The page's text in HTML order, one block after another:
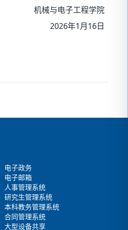
机械与电子工程学院
2026年1 月 16 日
电子政务
电子邮箱
人事管理系统
研究生管理系统
本科教务管理系统
合同管理系统
大型设备共享